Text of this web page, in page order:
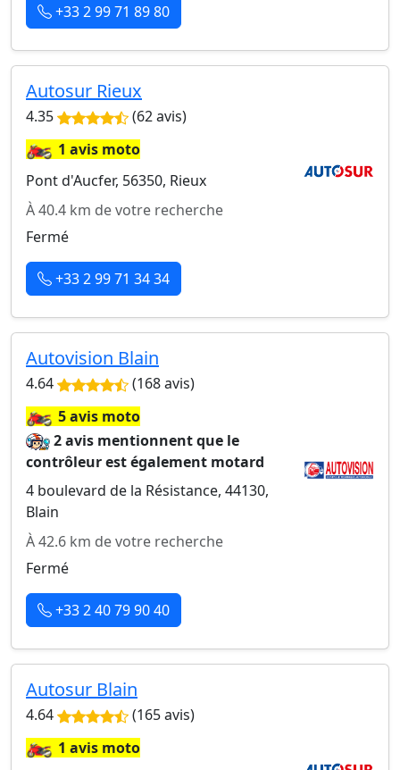
+33 2 99 71 89 80
Autosur Rieux
4.35 (62 avis)
🏍️1 avis moto
Pont d'Aucfer, 56350, Rieux
À 40.4 km de votre recherche
Fermé
+33 2 99 71 34 34
Autovision Blain
4.64 (168 avis)
🏍️5 avis moto
2 avis mentionnent que le
contrôleur est également motard
4 boulevard de la Résistance, 44130,
Blain
À 42.6 km de votre recherche
Fermé
+33 2 40 79 90 40
Autosur Blain
4.64 (165 avis)
🏍️1 avis moto